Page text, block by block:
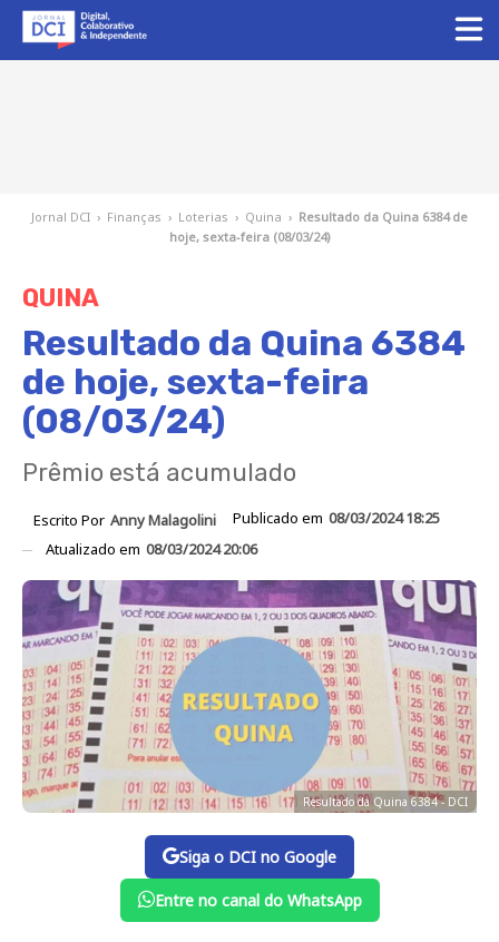
Jornal DCI › Finanças › Loterias › Quina › Resultado da Quina 6384 de
hoje, sexta-feira (08/03/24)
QUINA
Resultado da Quina 6384
de hoje, sexta-feira
(08/03/24)
Prêmio está acumulado
Escrito Por Anny Malagolini Publicado em 08/03/2024 18:25
Atualizado em 08/03/2024 20:06
Resultado da Quina 6384 - DCI
Siga o DCI no Google
Entre no canal do WhatsApp